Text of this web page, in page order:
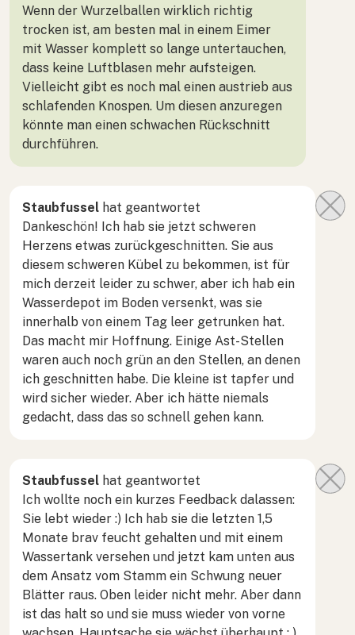
Wenn der Wurzelballen wirklich richtig
trocken ist, am besten mal in einem Eimer
mit Wasser komplett so lange untertauchen,
dass keine Luftblasen mehr aufsteigen.
Vielleicht gibt es noch mal einen austrieb aus
schlafenden Knospen. Um diesen anzuregen
könnte man einen schwachen Rückschnitt
durchführen.
Staubfussel hat geantwortet
Dankeschön! Ich hab sie jetzt schweren
Herzens etwas zurückgeschnitten. Sie aus
diesem schweren Kübel zu bekommen, ist für
mich derzeit leider zu schwer, aber ich hab ein
Wasserdepot im Boden versenkt, was sie
innerhalb von einem Tag leer getrunken hat.
Das macht mir Hoffnung. Einige Ast-Stellen
waren auch noch grün an den Stellen, an denen
ich geschnitten habe. Die kleine ist tapfer und
wird sicher wieder. Aber ich hätte niemals
gedacht, dass das so schnell gehen kann.
Staubfussel hat geantwortet
Ich wollte noch ein kurzes Feedback dalassen:
Sie lebt wieder :) Ich hab sie die letzten 1,5
Monate brav feucht gehalten und mit einem
Wassertank versehen und jetzt kam unten aus
dem Ansatz vom Stamm ein Schwung neuer
Blätter raus. Oben leider nicht mehr. Aber dann
ist das halt so und sie muss wieder von vorne